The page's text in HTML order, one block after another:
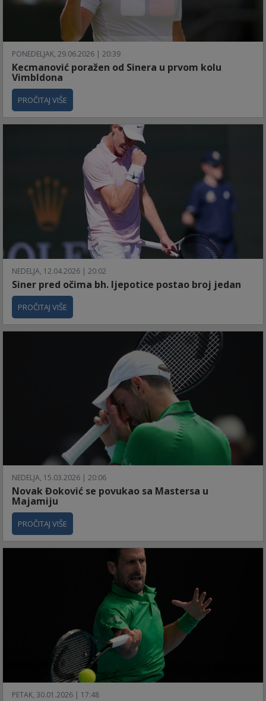
PONEDELJAK, 29.06.2026 | 20:39
Kecmanović poražen od Sinera u prvom kolu
Vimbldona
PROČITAJ VIŠE
NEDELJA, 12.04.2026 | 20:02
Siner pred očima bh. ljepotice postao broj jedan
PROČITAJ VIŠE
NEDELJA, 15.03.2026 | 20:06
Novak Đoković se povukao sa Mastersa u
Majamiju
PROČITAJ VIŠE
PETAK, 30.01.2026 | 17:48